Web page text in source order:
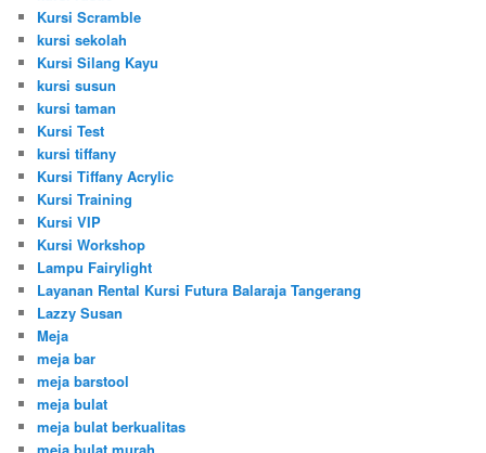
Kursi Scramble
kursi sekolah
Kursi Silang Kayu
kursi susun
kursi taman
Kursi Test
kursi tiffany
Kursi Tiffany Acrylic
Kursi Training
Kursi VIP
Kursi Workshop
Lampu Fairylight
Layanan Rental Kursi Futura Balaraja Tangerang
Lazzy Susan
Meja
meja bar
meja barstool
meja bulat
meja bulat berkualitas